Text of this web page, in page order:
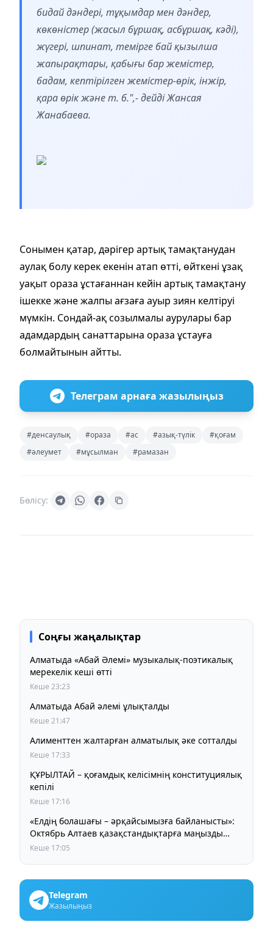
бидай дәндері, тұқымдар мен дәндер,
көкөністер (жасыл бұршақ, асбұршақ, кәді),
жүгері, шпинат, темірге бай қызылша
жапырақтары, қабығы бар жемістер,
бадам, кептірілген жемістер-өрік, інжір,
қара өрік және т. б.",- дейді Жансая
Жанабаева.
Сонымен қатар, дәрігер артық тамақтанудан
аулақ болу керек екенін атап өтті, өйткені ұзақ
уақыт ораза ұстағаннан кейін артық тамақтану
ішекке және жалпы ағзаға ауыр зиян келтіруі
мүмкін. Сондай-ақ созылмалы аурулары бар
адамдардың санаттарына ораза ұстауға
болмайтынын айтты.
Телеграм арнаға жазылыңыз
#денсаулық #ораза #ас #азық-түлік
#қоғам
#әлеумет
#мұсылман #рамазан
Бөлісу:
Соңғы жаңалықтар
Алматыда «Абай Әлемі» музыкалық-поэтикалық
мерекелік кеші өтті
Кеше 23:23
Алматыда Абай әлемі ұлықталды
Кеше 21:47
Алименттен жалтарған алматылық әке сотталды
Кеше 17:33
ҚҰРЫЛТАЙ – қоғамдық келісімнің конституциялық
кепілі
Кеше 17:16
«Елдің болашағы – әрқайсымызға байланысты»:
Октябрь Алтаев қазақстандықтарға маңызды
үндеу жасады
Кеше 17:05
Telegram
Жазылыңыз